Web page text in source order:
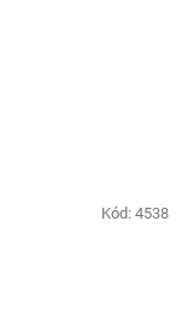
Kód: 4538